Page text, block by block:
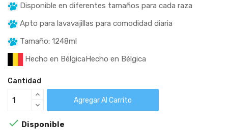
Disponible en diferentes tamaños para cada raza
Apto para lavavajillas para comodidad diaria
Tamaño: 1248ml
Hecho en BélgicaHecho en Bélgica
Cantidad
Agregar Al Carrito
 Disponible